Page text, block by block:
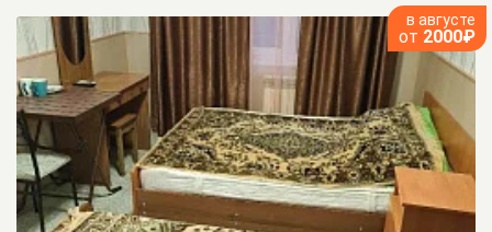
в августе
от 2000₽